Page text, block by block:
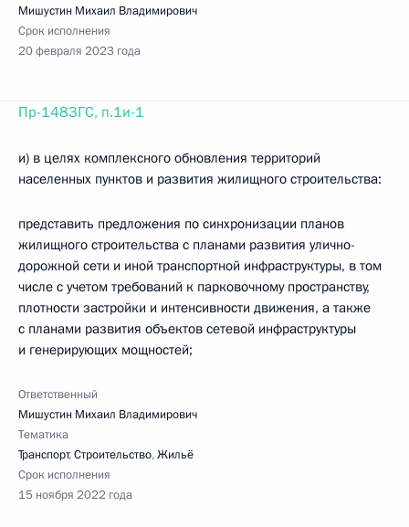
Мишустин Михаил Владимирович
Срок исполнения
20 февраля 2023 года
Пр-1483ГС, п.1и-1
и) в целях комплексного обновления территорий
населенных пунктов и развития жилищного строительства:
представить предложения по синхронизации планов
жилищного строительства с планами развития улично-
дорожной сети и иной транспортной инфраструктуры, в том
числе с учетом требований к парковочному пространству,
плотности застройки и интенсивности движения, а также
с планами развития объектов сетевой инфраструктуры
и генерирующих мощностей;
Ответственный
Мишустин Михаил Владимирович
Тематика
Транспорт,Строительство,Жильё
Срок исполнения
15 ноября 2022 года